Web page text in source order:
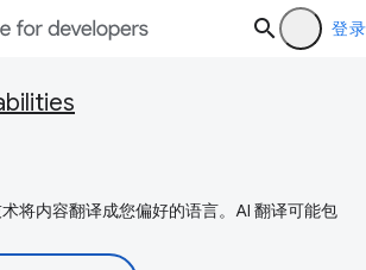
登录
将内容翻译成您偏好的语言。AI 翻译可能包